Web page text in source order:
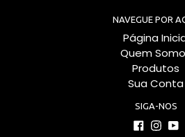
NAVEGUE POR
Página
Quem
Produtos
Sua Conta
SIGA-NOS